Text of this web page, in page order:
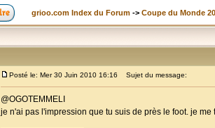
grioo.com Index du Forum -> Coupe du Monde
Posté le: Mer 30 Juin 2010 16:16 Sujet du message:
@OGOTEMMELI
je n'ai pas l'impression que tu suis de près le foot. je me